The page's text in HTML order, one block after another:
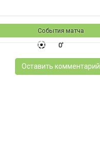
События матча
0'
Оставить комментарий